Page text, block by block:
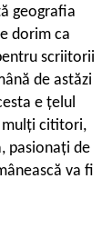
geografia
dorim ca
scriitorii
de astăzi
e țelul
mulți cititori,
pasionați de
va fi